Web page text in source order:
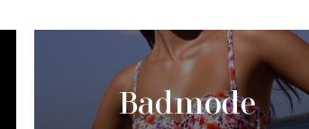
Badmode